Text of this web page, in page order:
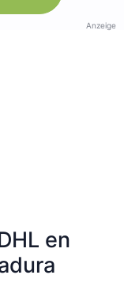
Anzeige
en